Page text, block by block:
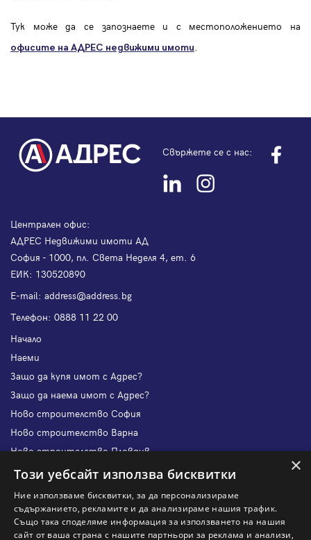
Тук може да се запознаете и с местоположението на
офисите на АДРЕС недвижими имоти
Свържете се с нас:
Централен офис:
АДРЕС Недвижими имоти АД
София - 1000, пл. Света Неделя 4, ет. 6
ЕИК: 130520890
Е-mail: address@address.bg
Телефон: 0888 11 22 00
Начало
Наеми
Защо да купя имот с Адрес?
Защо да наема имот с Адрес?
Ново строителство София
Ново строителство Варна
Ново строителство Пловдив
Ново строителство Бургас
Защо да отдам имот с Адрес?
Наши офиси
×
Този уебсайт използва бисквитки
Ние използваме бисквитки, за да персонализираме
съдържанието, рекламите и да анализираме нашия трафик.
Също така споделяме информация за използването на нашия
сайт от ваша страна с нашите партньори за реклама и анализи,